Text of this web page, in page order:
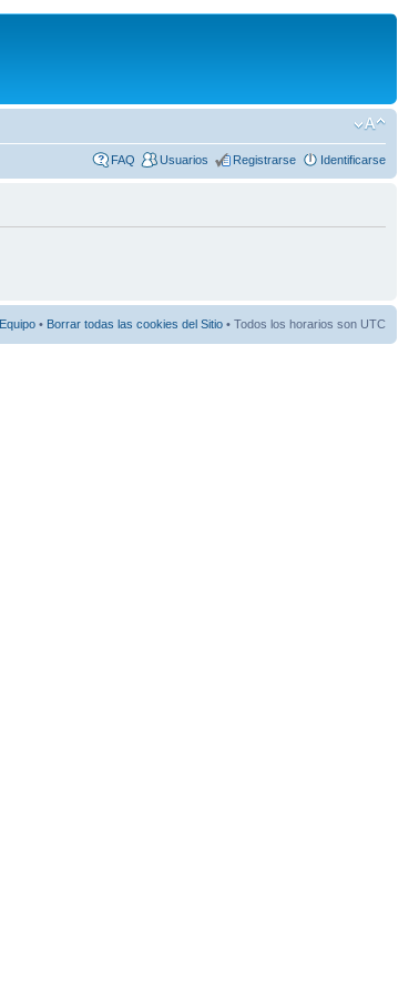
FAQ Usuarios Registrarse Identificarse
• Borrar todas las cookies del Sitio • Todos los horarios son UTC